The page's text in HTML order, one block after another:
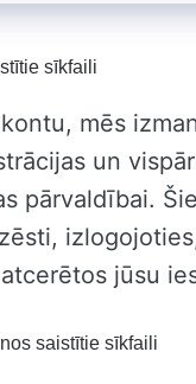
sīkfaili
mēs
un
pārvaldībai.
jūsu
saistītie sīkfaili